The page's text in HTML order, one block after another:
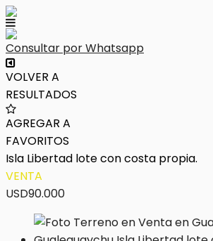
Consultar por Whatsapp
VOLVER A
RESULTADOS
AGREGAR A
FAVORITOS
Isla Libertad lote con costa propia.
VENTA
USD90.000